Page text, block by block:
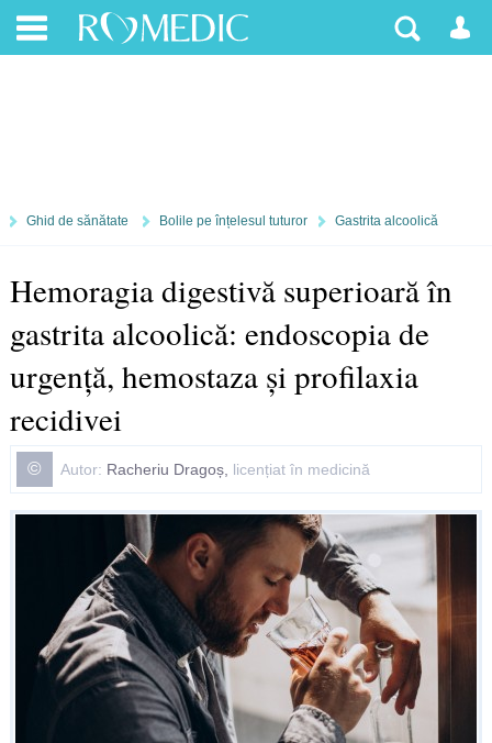
Ghid de sănătate Bolile pe înțelesul tuturor Gastrita alcoolică
Hemoragia digestivă superioară în
gastrita alcoolică: endoscopia de
urgență, hemostaza și profilaxia
recidivei
© Autor: Racheriu Dragoș, licențiat în medicină